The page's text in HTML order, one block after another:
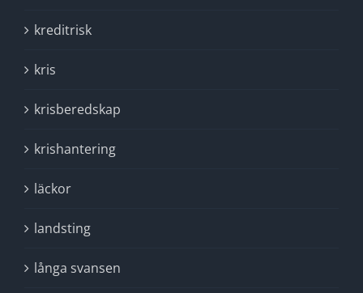
kreditrisk
kris
krisberedskap
krishantering
läckor
landsting
långa svansen